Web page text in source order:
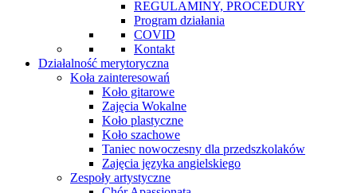
REGULAMINY, PROCEDURY
Program działania
COVID
Kontakt
Działalność merytoryczna
Koła zainteresowań
Koło gitarowe
Zajęcia Wokalne
Koło plastyczne
Koło szachowe
Taniec nowoczesny dla przedszkolaków
Zajęcia języka angielskiego
Zespoły artystyczne